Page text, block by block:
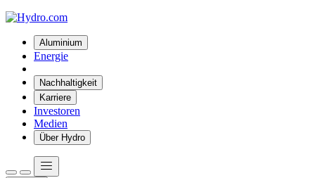
Aluminium
Energie
Nachhaltigkeit
Karriere
Investoren
Medien
Über Hydro